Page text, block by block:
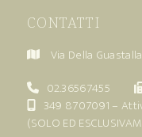
CONTATTI
Via Della
02.36567455
349 8707091 –
(SOLO ED